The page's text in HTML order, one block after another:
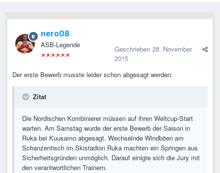
nero08
ASB-Legende Geschrieben 28. November
2015
Der erste Bewerb musste leider schon abgesagt werden:
Zitat
Die Nordischen Kombinierer müssen auf ihren Weltcup-Start
warten. Am Samstag wurde der erste Bewerb der Saison in
Ruka bei Kuusamo abgesagt. Wechselnde Windböen am
Schanzentisch im Skistadion Ruka machten ein Springen aus
Sicherheitsgründen unmöglich. Darauf einigte sich die Jury mit
den verantwortlichen Trainern.